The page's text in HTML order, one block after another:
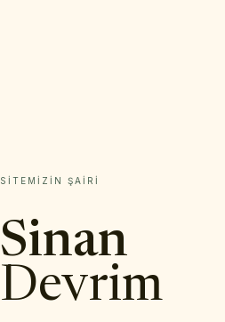
SITEMIZIN ŞAIRI
Sinan
Devrim